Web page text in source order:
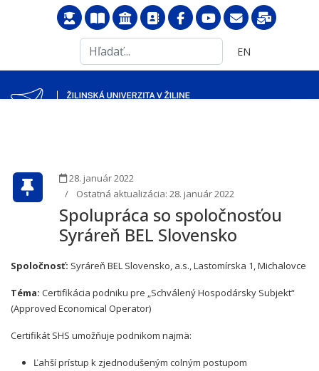
...
Vyberte váš jazyk
EN
28. január 2022
Ostatná aktualizácia: 28. január 2022
Spolupráca so spoločnosťou
Syráreň BEL Slovensko
Spoločnosť: Syráreň BEL Slovensko, a.s., Lastomírska 1, Michalovce
Téma: Certifikácia podniku pre „Schválený Hospodársky Subjekt“
(Approved Economical Operator)
Certifikát SHS umožňuje podnikom najmä:
Ľahší prístup k zjednodušeným colným postupom